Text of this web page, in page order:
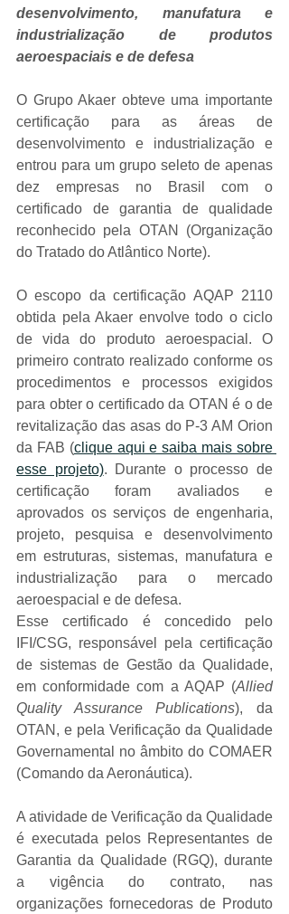
desenvolvimento, manufatura e
industrialização de produtos
aeroespaciais e de defesa
O Grupo Akaer obteve uma importante
certificação para as áreas de
desenvolvimento e industrialização e
entrou para um grupo seleto de apenas
dez empresas no Brasil com o
certificado de garantia de qualidade
reconhecido pela OTAN (Organização
do Tratado do Atlântico Norte).
O escopo da certificação AQAP 2110
obtida pela Akaer envolve todo o ciclo
de vida do produto aeroespacial. O
primeiro contrato realizado conforme os
procedimentos e processos exigidos
para obter o certificado da OTAN é o de
revitalização das asas do P-3 AM Orion
da FAB (clique aqui e saiba mais sobre
esse projeto). Durante o processo de
certificação foram avaliados e
aprovados os serviços de engenharia,
projeto, pesquisa e desenvolvimento
em estruturas, sistemas, manufatura e
industrialização para o mercado
aeroespacial e de defesa.
Esse certificado é concedido pelo
IFI/CSG, responsável pela certificação
de sistemas de Gestão da Qualidade,
em conformidade com a AQAP (Allied
Quality Assurance Publications), da
OTAN, e pela Verificação da Qualidade
Governamental no âmbito do COMAER
(Comando da Aeronáutica).
A atividade de Verificação da Qualidade
é executada pelos Representantes de
Garantia da Qualidade (RGQ), durante
a vigência do contrato, nas
organizações fornecedoras de Produto